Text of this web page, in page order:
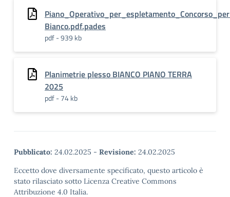
Bianco.pdf.pades
pdf - 939 kb
Planimetrie plesso BIANCO PIANO TERRA
2025
pdf - 74 kb
Pubblicato: 24.02.2025 - Revisione: 24.02.2025
Eccetto dove diversamente specificato, questo articolo è
stato rilasciato sotto Licenza Creative Commons
Attribuzione 4.0 Italia.